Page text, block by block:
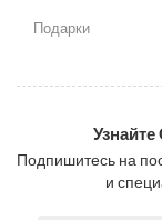
Подарки
Подпишитесь на
и